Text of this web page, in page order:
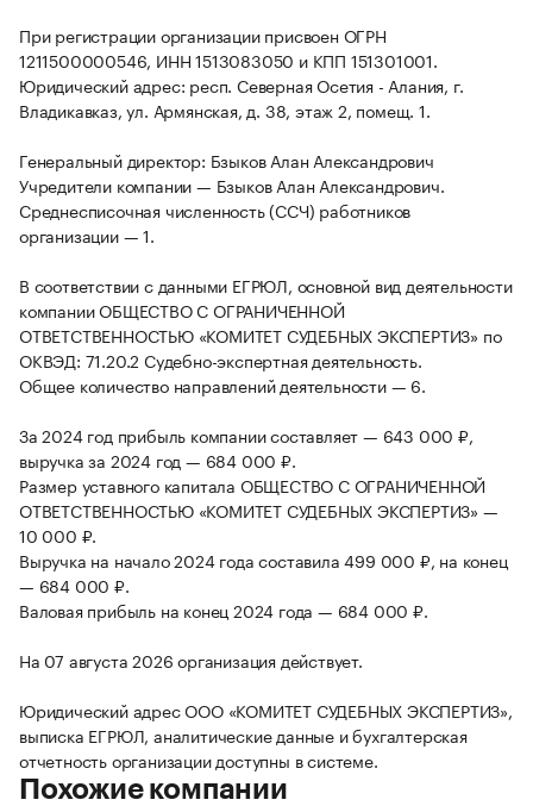
При регистрации организации присвоен ОГРН
1211500000546, ИНН 1513083050 и КПП 151301001.
Юридический адрес: респ. Северная Осетия - Алания, г.
Владикавказ, ул. Армянская, д. 38, этаж 2, помещ. 1.
Генеральный директор: Бзыков Алан Александрович
Учредители компании — Бзыков Алан Александрович.
Среднесписочная численность (ССЧ) работников
организации — 1.
В соответствии с данными ЕГРЮЛ, основной вид деятельности
компании ОБЩЕСТВО С ОГРАНИЧЕННОЙ
ОТВЕТСТВЕННОСТЬЮ «КОМИТЕТ СУДЕБНЫХ ЭКСПЕРТИЗ» по
ОКВЭД: 71.20.2 Судебно-экспертная деятельность.
Общее количество направлений деятельности — 6.
За 2024 год прибыль компании составляет — 643 000 ₽,
выручка за 2024 год — 684 000 ₽.
Размер уставного капитала ОБЩЕСТВО С ОГРАНИЧЕННОЙ
ОТВЕТСТВЕННОСТЬЮ «КОМИТЕТ СУДЕБНЫХ ЭКСПЕРТИЗ» —
10 000 ₽.
Выручка на начало 2024 года составила 499 000 ₽, на конец
— 684 000 ₽.
Валовая прибыль на конец 2024 года — 684 000 ₽.
На 07 августа 2026 организация действует.
Юридический адрес ООО «КОМИТЕТ СУДЕБНЫХ ЭКСПЕРТИЗ»,
выписка ЕГРЮЛ, аналитические данные и бухгалтерская
отчетность организации доступны в системе.
Похожие компании